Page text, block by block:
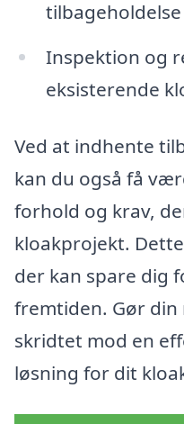
Inspektion og
eksisterende
Ved at indhente
kan du også få
forhold og krav,
kloakprojekt.
der kan spare dig
fremtiden. Gør din
skridtet mod en
løsning for dit